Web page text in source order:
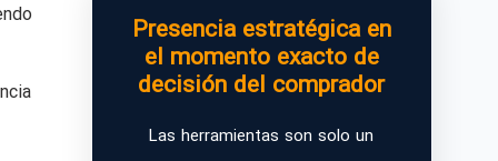
Presencia estratégica en
el momento exacto de
decisión del comprador
Las herramientas son solo un